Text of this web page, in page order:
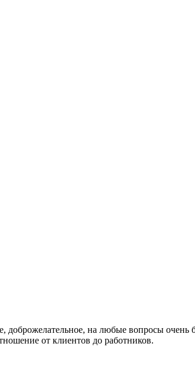
доброжелательное, на любые вопросы
от клиентов до работников.